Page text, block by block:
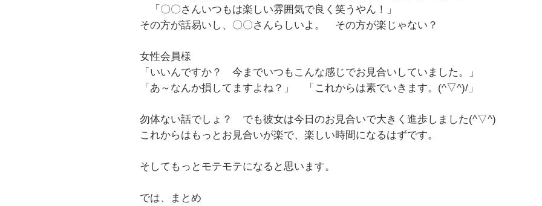
「〇〇さんいつもは楽しい雰囲気で良く笑うやん！」
その方が話易いし、〇〇さんらしいよ。 その方が楽じゃない？
女性会員様
「いいんですか？ 今までいつもこんな感じでお見合いしていました。」
「あ～なんか損してますよね？」 「これからは素でいきます。(^▽^)/」
勿体ない話でしょ？ でも彼女は今日のお見合いで大きく進歩しました(^▽^)
これからはもっとお見合いが楽で、楽しい時間になるはずです。
そしてもっとモテモテになると思います。
では、まとめ